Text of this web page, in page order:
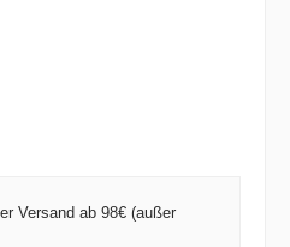
Versand ab 98€ (außer